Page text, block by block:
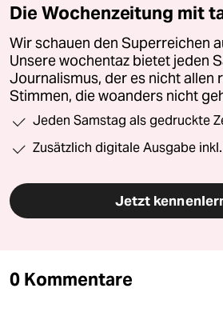
Die Wochenzeitung mit
Wir schauen den Superreichen
Unsere wochentaz bietet jeden
Journalismus, der es nicht allen
Stimmen, die woanders nicht
Jeden Samstag als gedruckte
Zusätzlich digitale Ausgabe
Jetzt
0 Kommentare